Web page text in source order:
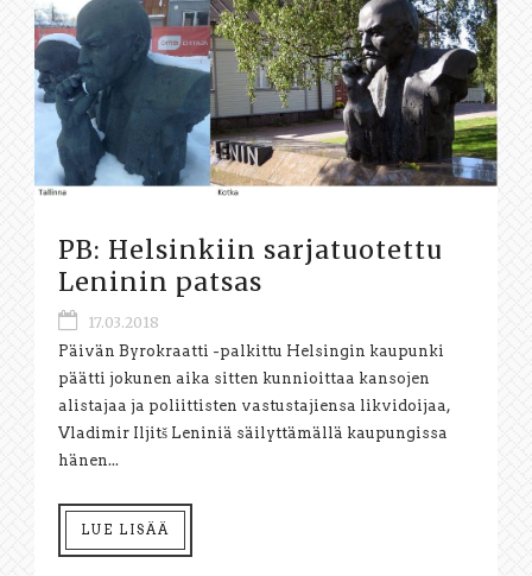
PB: Helsinkiin sarjatuotettu
Leninin patsas
17.03.2018
Päivän Byrokraatti -palkittu Helsingin kaupunki
päätti jokunen aika sitten kunnioittaa kansojen
alistajaa ja poliittisten vastustajiensa likvidoijaa,
Vladimir Iljitš Leniniä säilyttämällä kaupungissa
hänen...
LUE LISÄÄ